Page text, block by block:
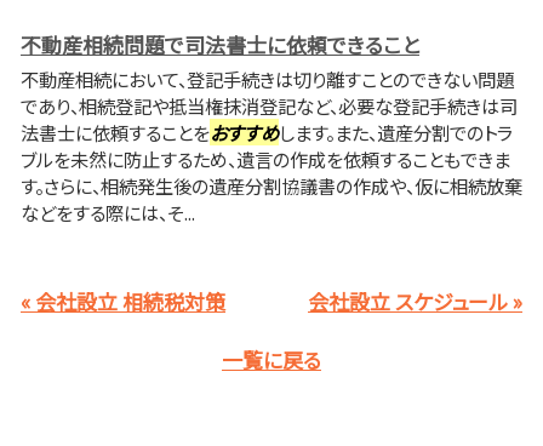
不動産相続問題で司法書士に依頼できること
不動産相続において、登記手続きは切り離すことのできない問題
であり、相続登記や抵当権抹消登記など、必要な登記手続きは司
法書士に依頼することをおすすめします。また、遺産分割でのトラ
ブルを未然に防止するため、遺言の作成を依頼することもできま
す。さらに、相続発生後の遺産分割協議書の作成や、仮に相続放棄
などをする際には、そ...
« 会社設立 相続税対策
会社設立 スケジュール »
一覧に戻る